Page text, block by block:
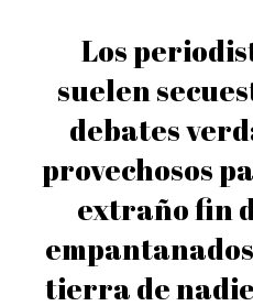
Los
suelen
debates
provechosos
extraño fin
tierra de